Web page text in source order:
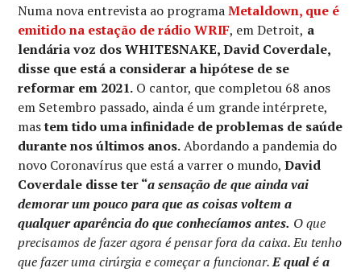
Numa nova entrevista ao programaMetaldown, que é
emitido na estação de rádio WRIF, em Detroit, a
lendária voz dos WHITESNAKE, David Coverdale,
disse que está a considerar a hipótese de se
reformar em 2021. O cantor, que completou 68 anos
em Setembro passado, ainda é um grande intérprete,
mastem tido uma infinidade de problemas de saúde
durante nos últimos anos.Abordando a pandemia do
novo Coronavírus que está a varrer o mundo,David
Coverdale disse ter “a sensação de que ainda vai
demorar um pouco para que as coisas voltem a
qualquer aparência do que conhecíamos antes. O que
precisamos de fazer agora é pensar fora da caixa. Eu tenho
que fazer uma cirúrgia e começar a funcionar.E qual é a